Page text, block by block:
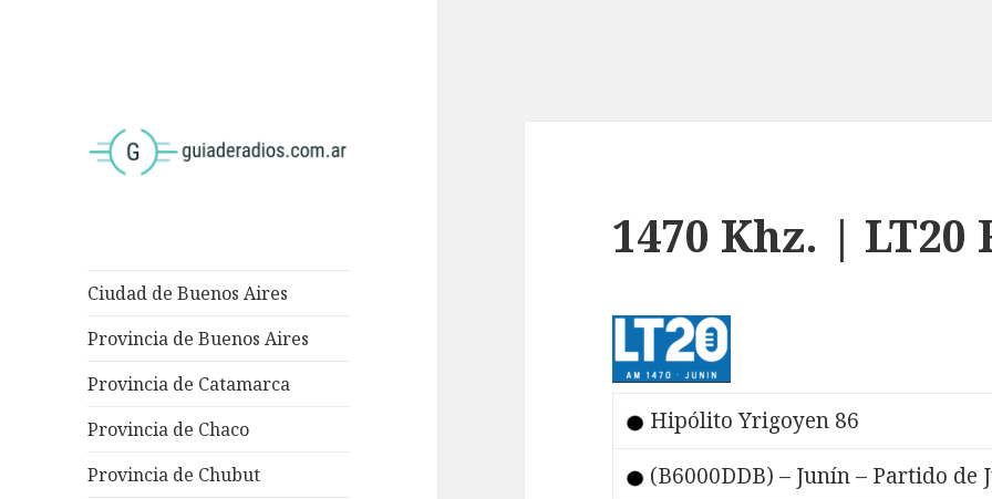
Ciudad de Buenos Aires
Provincia de Buenos Aires
Provincia de Catamarca
Provincia de Chaco
Provincia de Chubut
1470 Khz. | LT20
Hipólito Yrigoyen 86
(B6000DDB) – Junín – Partido de